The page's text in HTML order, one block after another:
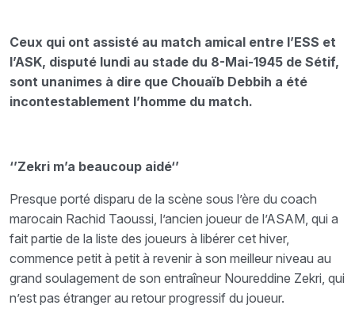
Ceux qui ont assisté au match amical entre l’ESS et
l’ASK, disputé lundi au stade du 8-Mai-1945 de Sétif,
sont unanimes à dire que Chouaïb Debbih a été
incontestablement l’homme du match.
‘’Zekri m’a beaucoup aidé‘’
Presque porté disparu de la scène sous l’ère du coach
marocain Rachid Taoussi, l’ancien joueur de l’ASAM, qui a
fait partie de la liste des joueurs à libérer cet hiver,
commence petit à petit à revenir à son meilleur niveau au
grand soulagement de son entraîneur Noureddine Zekri, qui
n’est pas étranger au retour progressif du joueur.